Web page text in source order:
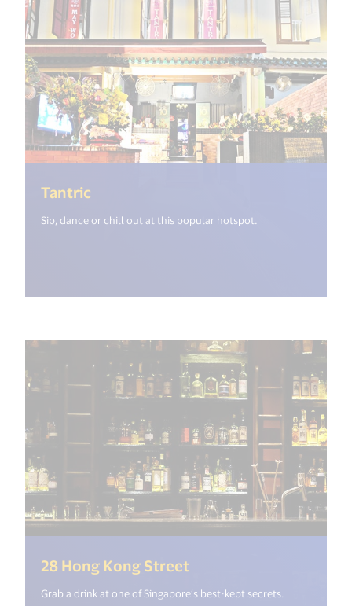
Tantric
Sip, dance or chill out at this popular hotspot.
28 Hong Kong Street
Grab a drink at one of Singapore’s best-kept secrets.